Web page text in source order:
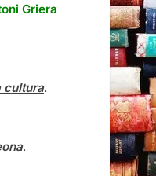
Griera
cultura.
.